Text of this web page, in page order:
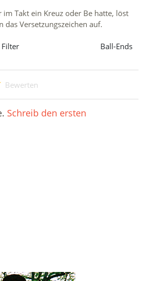
Takt ein Kreuz oder Be hatte, löst
das Versetzungszeichen auf.
Ball-Ends
Bewerten
Schreib den ersten